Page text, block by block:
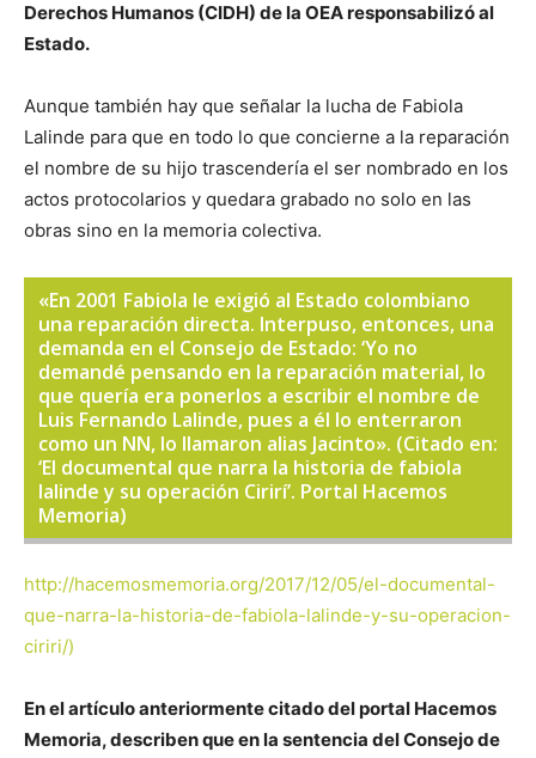
Derechos Humanos (CIDH) de la OEA responsabilizó al
Estado.
Aunque también hay que señalar la lucha de Fabiola
Lalinde para que en todo lo que concierne a la reparación
el nombre de su hijo trascendería el ser nombrado en los
actos protocolarios y quedara grabado no solo en las
obras sino en la memoria colectiva.
«En 2001 Fabiola le exigió al Estado colombiano
una reparación directa. Interpuso, entonces, una
demanda en el Consejo de Estado: ‘Yo no
demandé pensando en la reparación material, lo
que quería era ponerlos a escribir el nombre de
Luis Fernando Lalinde, pues a él lo enterraron
como un NN, lo llamaron alias Jacinto». (Citado en:
‘El documental que narra la historia de fabiola
lalinde y su operación Cirirí’. Portal Hacemos
Memoria)
http://hacemosmemoria.org/2017/12/05/el-documental-
que-narra-la-historia-de-fabiola-lalinde-y-su-operacion-
ciriri/)
En el artículo anteriormente citado del portal Hacemos
Memoria, describen que en la sentencia del Consejo de